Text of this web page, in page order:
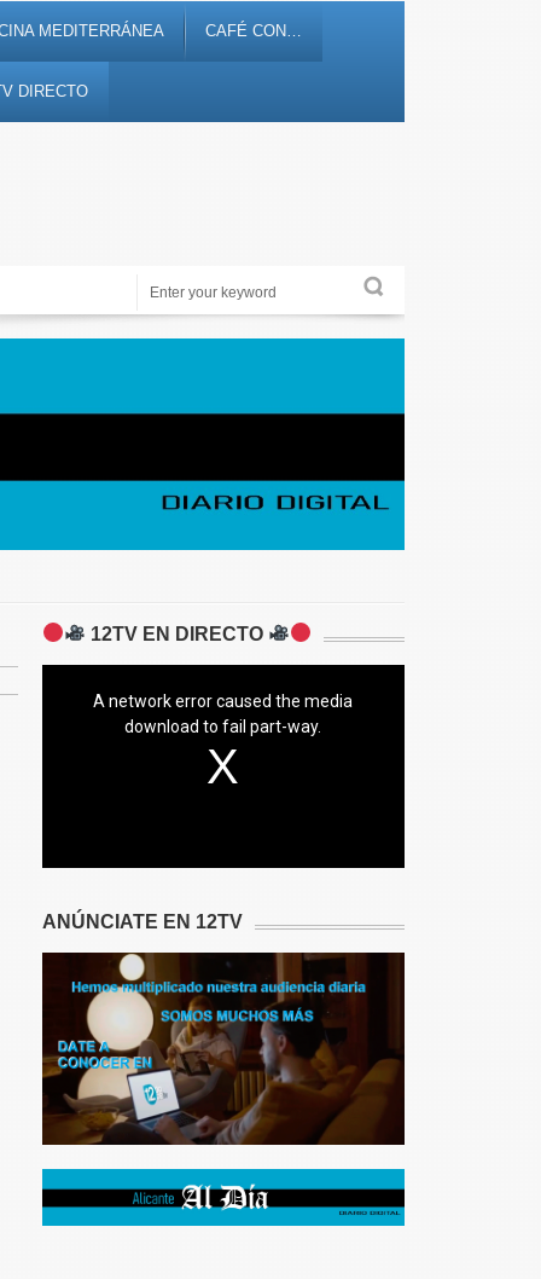
MEDITERRÁNEA CAFÉ CON…
DIRECTO
Noticias, debates, fiestas, cultura, ocio y entretenimiento
12TV EN DIRECTO
A network error caused the media
download to fail part-way.
ANÚNCIATE EN 12TV